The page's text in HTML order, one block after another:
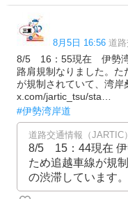
8月5日 16:56 道
8/5 16：55現在 伊勢湾
路肩規制なりました。
が規制されていて、湾岸
x.com/jartic_tsu/sta…
#伊勢湾岸道
道路交通情報（JARTIC
8/5 15：44現在 伊
ため追越車線が規
の渋滞しています